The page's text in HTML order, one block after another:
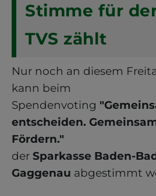
Stimme für
TVS zählt
Nur noch an diesem
kann beim
Spendenvoting
entscheiden.
Fördern."
der Sparkasse Baden-
Gaggenau abgestimmt